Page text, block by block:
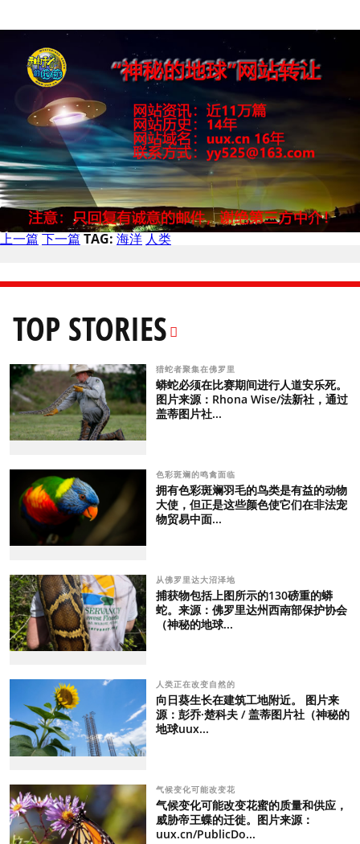
上一篇 下一篇 TAG: 海洋 人类
TOP STORIES
猎蛇者聚集在佛罗里
蟒蛇必须在比赛期间进行人道安乐死。
图片来源：Rhona Wise/法新社，通过
盖蒂图片社...
色彩斑斓的鸣禽面临
拥有色彩斑斓羽毛的鸟类是有益的动物
大使，但正是这些颜色使它们在非法宠
物贸易中面...
从佛罗里达大沼泽地
捕获物包括上图所示的130磅重的蟒
蛇。来源：佛罗里达州西南部保护协会
（神秘的地球...
人类正在改变自然的
向日葵生长在建筑工地附近。 图片来
源：彭乔·楚科夫 / 盖蒂图片社（神秘的
地球uux...
气候变化可能改变花
气候变化可能改变花蜜的质量和供应，
威胁帝王蝶的迁徙。图片来源：
uux.cn/PublicDo...